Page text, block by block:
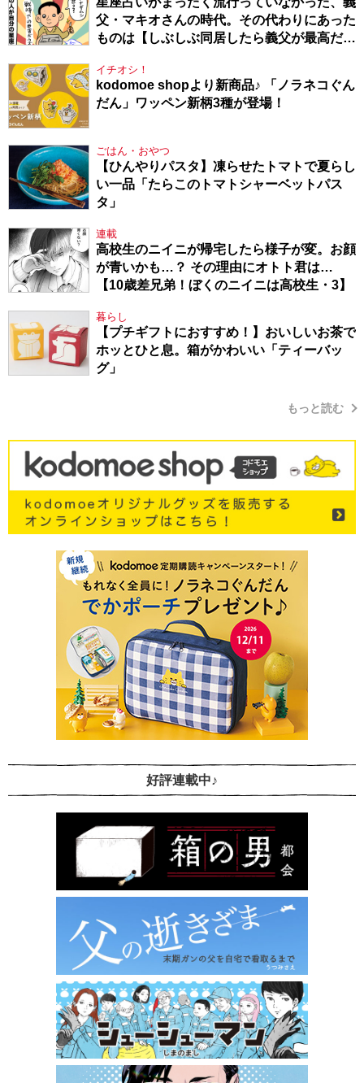
父・マキオさんの時代。その代わりにあった
ものは【しぶしぶ同居したら義父が最高だっ
イチオシ！
kodomoe shopより新商品♪ 「ノラネコぐん
だん」ワッペン新柄3種が登場！
ごはん・おやつ
【ひんやりパスタ】凍らせたトマトで夏らし
い一品「たらこのトマトシャーベットパス
タ」
連載
高校生のニイニが帰宅したら様子が変。お顔
が青いかも…？ その理由にオトト君は…
【10歳差兄弟！ぼくのニイニは高校生・3】
暮らし
【プチギフトにおすすめ！】おいしいお茶で
ホッとひと息。箱がかわいい「ティーバッ
グ」
もっと読む
好評連載中♪